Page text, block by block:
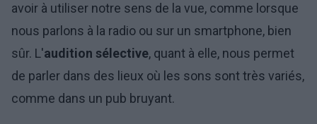
avoir à utiliser notre sens de la vue, comme lorsque
nous parlons à la radio ou sur un smartphone, bien
sûr. L'audition sélective, quant à elle, nous permet
de parler dans des lieux où les sons sont très variés,
comme dans un pub bruyant.